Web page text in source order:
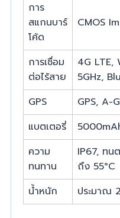
การ
สแกนบาร์
โค้ด
CMOS
การเชื่อม
ต่อไร้สาย
4G LTE,
5GHz,
GPS
GPS, A-
แบตเตอรี่
ความ
ทนทาน
IP67, ทน
ถึง 55°C
น้ำหนัก
ประมาณ